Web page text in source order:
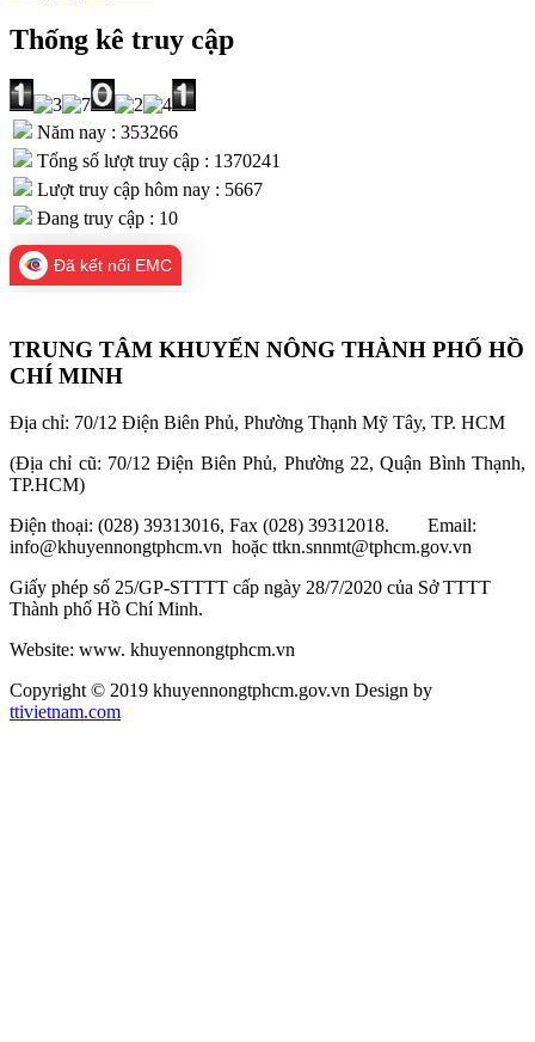
Thống kê truy cập
Năm nay : 353266
Tổng số lượt truy cập : 1370241
Lượt truy cập hôm nay : 5667
Đang truy cập : 10
Đã kết nối EMC
TRUNG TÂM KHUYẾN NÔNG THÀNH PHỐ HỒ
CHÍ MINH
Địa chỉ: 70/12 Điện Biên Phủ, Phường Thạnh Mỹ Tây, TP. HCM
(Địa chỉ cũ: 70/12 Điện Biên Phủ, Phường 22, Quận Bình Thạnh,
TP.HCM)
Điện thoại: (028) 39313016, Fax (028) 39312018. Email:
info@khuyennongtphcm.vn hoặc ttkn.snnmt@tphcm.gov.vn
Giấy phép số 25/GP-STTTT cấp ngày 28/7/2020 của Sở TTTT
Thành phố Hồ Chí Minh.
Website: www. khuyennongtphcm.vn
Copyright © 2019 khuyennongtphcm.gov.vn Design by
ttivietnam.com